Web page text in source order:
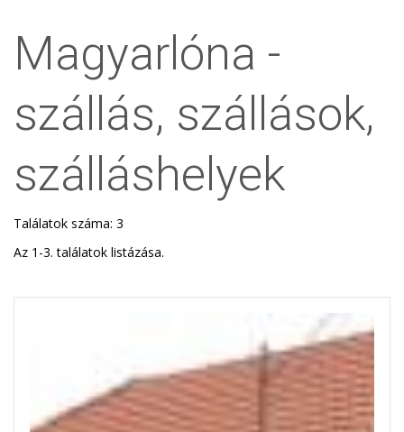
Magyarlóna -
szállás, szállások,
szálláshelyek
Találatok száma: 3
Az 1-3. találatok listázása.